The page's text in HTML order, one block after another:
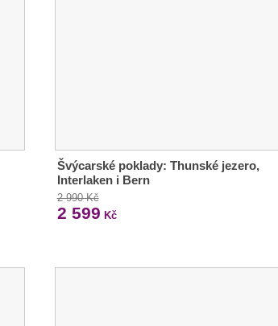
Švýcarské poklady: Thunské jezero,
Interlaken i Bern
2 990 Kč
2 599 Kč